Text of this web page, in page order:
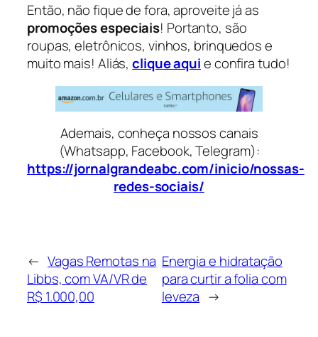
Então, não fique de fora, aproveite já as
promoções especiais! Portanto, são
roupas, eletrônicos, vinhos, brinquedos e
muito mais! Aliás,clique aquie confira tudo!
Ademais, conheça nossos canais
(Whatsapp, Facebook, Telegram):
https://jornalgrandeabc.com/inicio/nossas-
redes-sociais/
← Vagas Remotas na
Libbs, com VA/VR de
R$ 1.000,00
Energia e hidratação
para curtir a folia com
leveza →